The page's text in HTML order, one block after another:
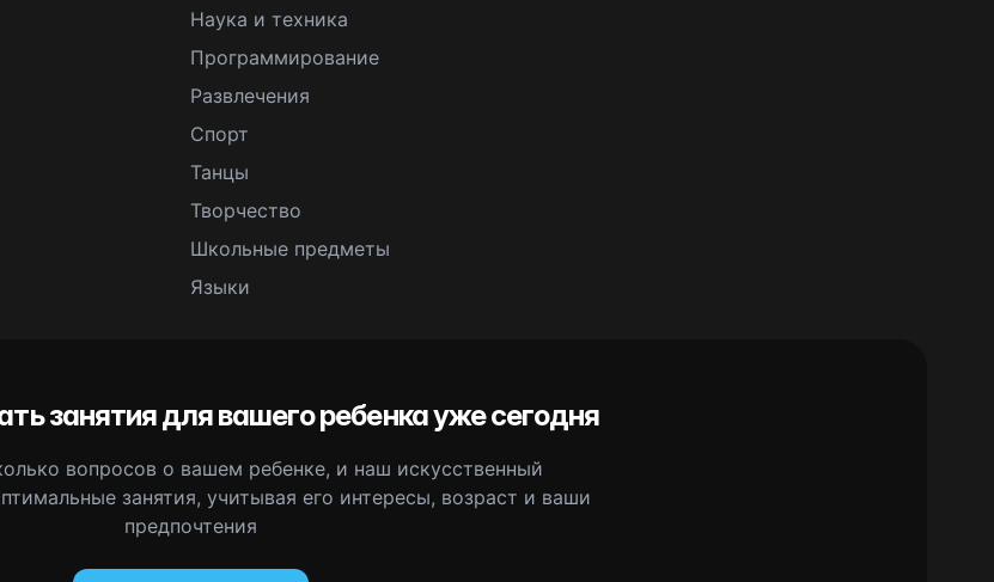
Наука и техника
Программирование
Развлечения
Спорт
Танцы
Творчество
Школьные предметы
Языки
занятия для вашего ребенка уже сегодня
вопросов о вашем ребенке, и наш искусственный
занятия, учитывая его интересы, возраст и ваши
предпочтения